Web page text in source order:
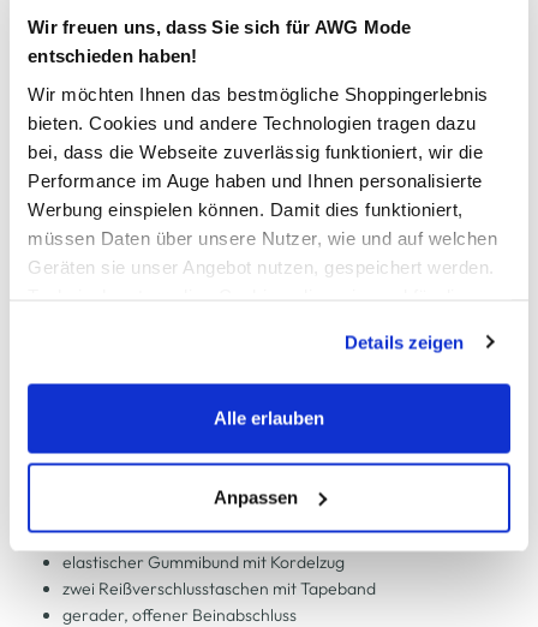
Wir freuen uns, dass Sie sich für AWG Mode
entschieden haben!
Wir möchten Ihnen das bestmögliche Shoppingerlebnis
bieten. Cookies und andere Technologien tragen dazu
bei, dass die Webseite zuverlässig funktioniert, wir die
Performance im Auge haben und Ihnen personalisierte
Werbung einspielen können. Damit dies funktioniert,
müssen Daten über unsere Nutzer, wie und auf welchen
Geräten sie unser Angebot nutzen, gespeichert werden.
werden, werden bei der Nutzung der Webseite auf jeden
Fall gesetzt. Cookies von Drittanbietern für Analyse- oder
Trackingzwecke werden nur dann aktiviert, wenn Sie das
erlauben" bzw. "Alle erlauben" klicken. Mehr dazu
(einschließlich der Möglichkeit, die Einwilligungserklärung
zu ändern oder zu widerrufen) erfahren Sie in unserem
Cookie-Hinweisbzw. derDatenschutzerklärung.
Details zeigen
Alle erlauben
Anpassen
In den Warenkorb
Schneller DHL Versand: in 1–3 Werktagen
Kostenfreie Rücksendung innerhalb 14 Tage
Kostenlose Filiallieferung in Ihre Wunschfiliale
Zur Wunschliste hinzufügen
Herren Jogginghose mit schmalem Bein und
Reißverschluss-Taschen
coole Jogginghose von Grinario Sports
elastischer Gummibund mit Kordelzug
zwei Reißverschlusstaschen mit Tapeband
gerader, offener Beinabschluss